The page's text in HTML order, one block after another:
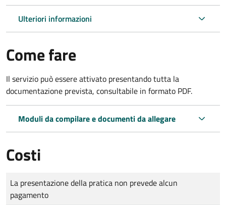
Ulteriori informazioni
Come fare
Il servizio può essere attivato presentando tutta la
documentazione prevista, consultabile in formato PDF.
Moduli da compilare e documenti da allegare
Costi
Tipo di pagamento
Importo
La presentazione della pratica non prevede alcun
pagamento